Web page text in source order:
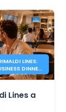
LINES:
DINNER
14,90 €
Lines a